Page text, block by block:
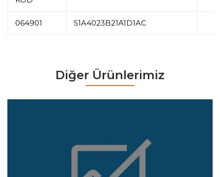
064901 S1A4023B21A1D1AC
Diğer Ürünlerimiz